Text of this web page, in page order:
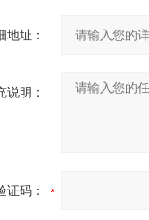
地址：
说明：
证码：